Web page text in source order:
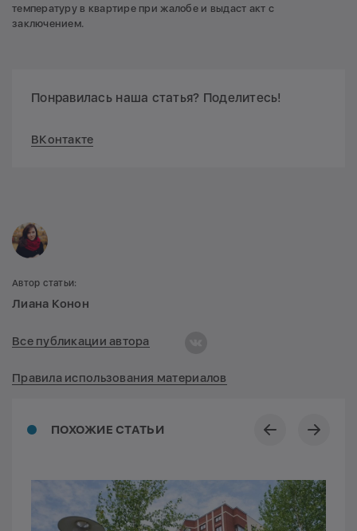
температуру в квартире при жалобе и выдаст акт с
заключением.
Понравилась наша статья? Поделитесь!
ВКонтакте
ПОХОЖИЕ СТАТЬИ
Автор статьи:
Лиана Конон
Все публикации автора
Правила использования материалов